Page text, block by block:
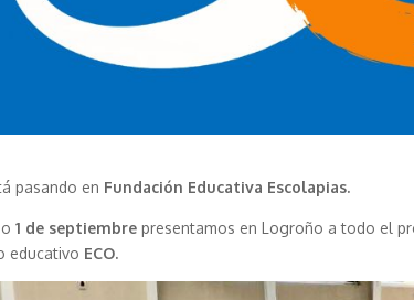
pasando en Fundación Educativa Escolapias.
1 de septiembrepresentamos en Logroño a todo el
educativo ECO.